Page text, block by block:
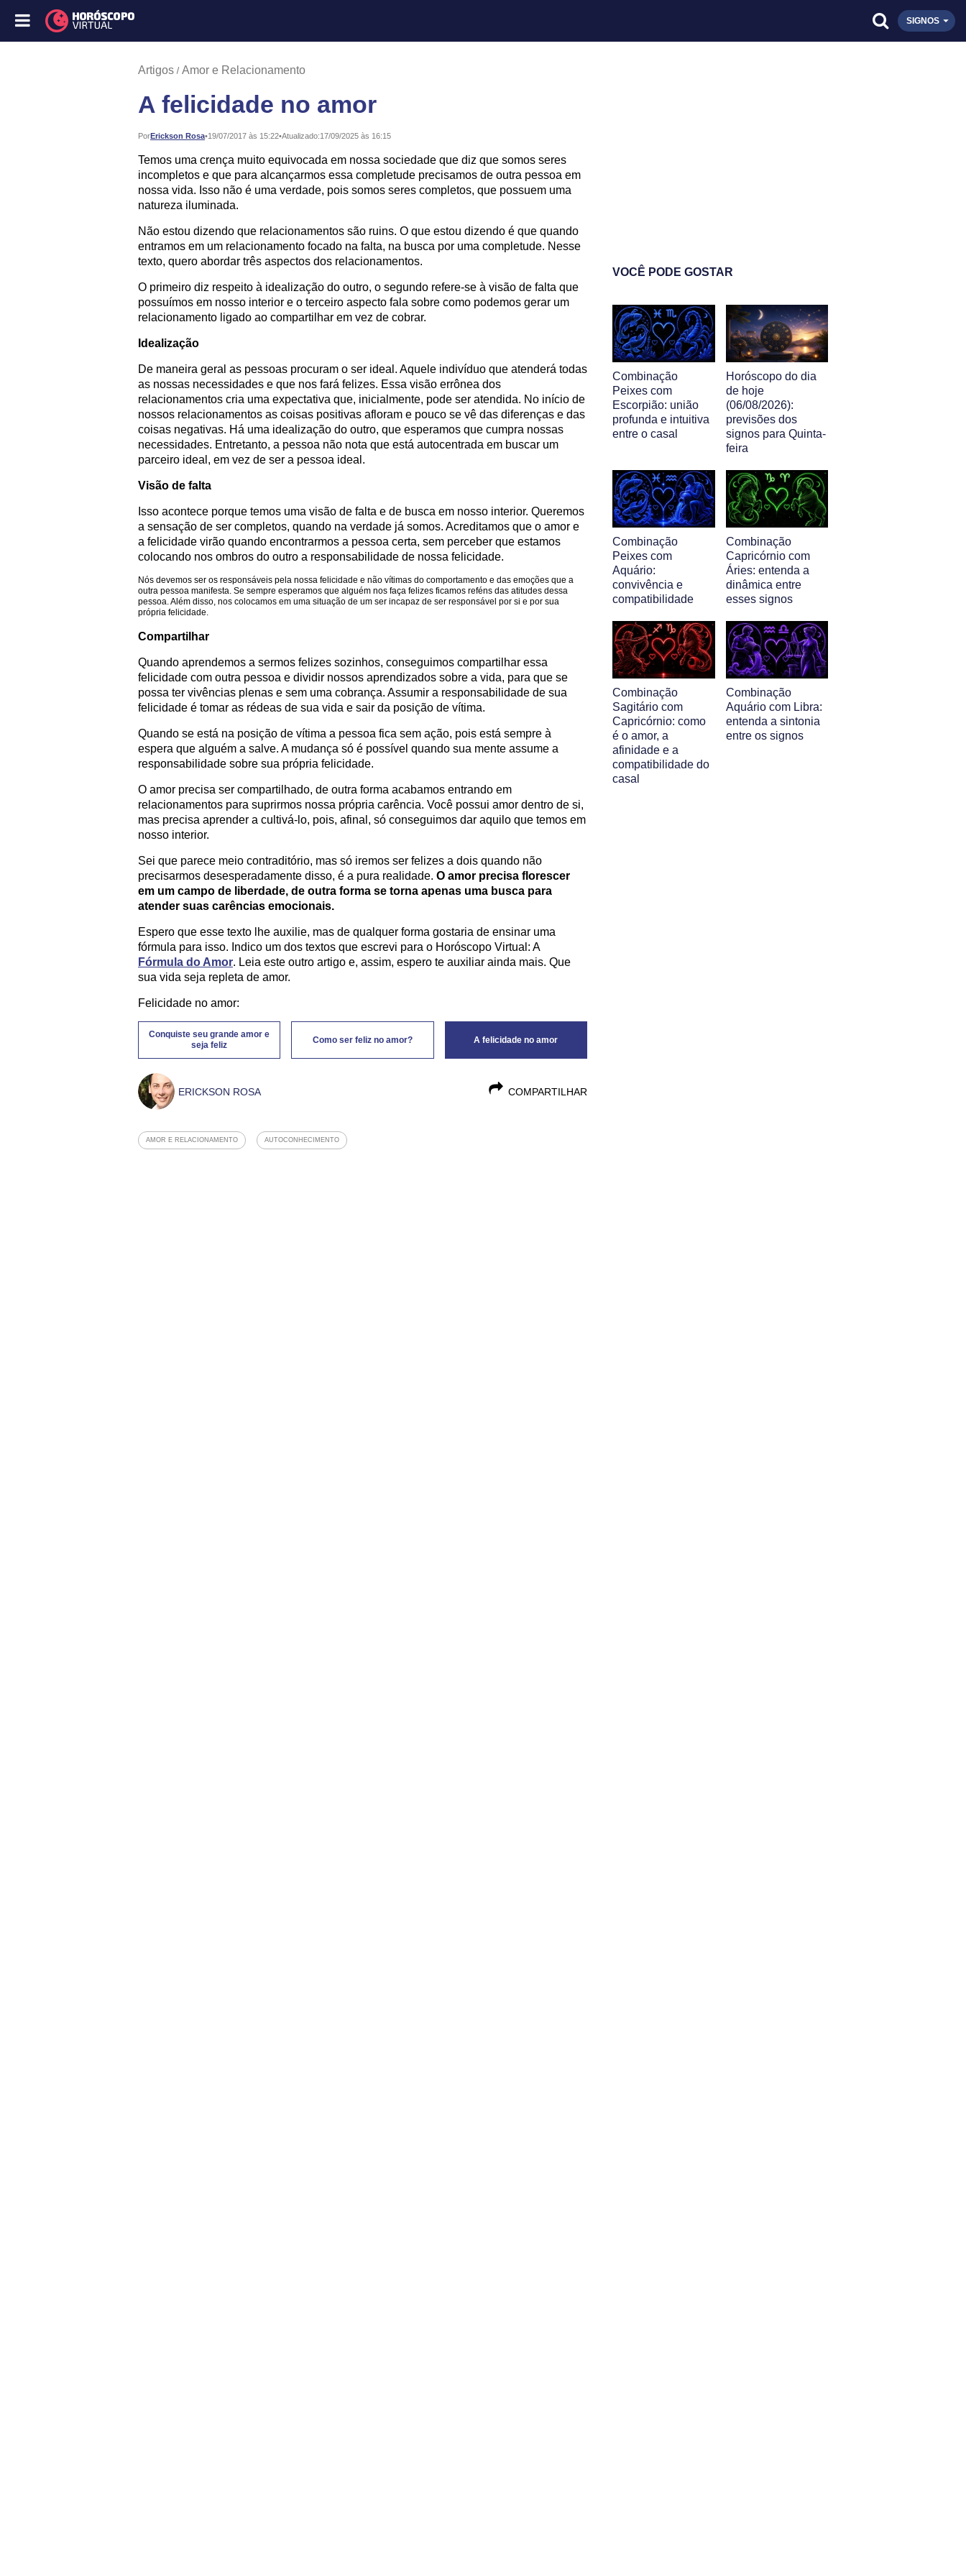
SIGNOS
Artigos Amor e Relacionamento
A felicidade no amor
PorErickson Rosa•
Publicado: 19/07/2017 às 15:22•Atualizado:17/09/2025 às 16:15
Temos uma crença muito equivocada em nossa sociedade que diz que somos seres
incompletos e que para alcançarmos essa completude precisamos de outra pessoa em
nossa vida. Isso não é uma verdade, pois somos seres completos, que possuem uma
natureza iluminada.
Não estou dizendo que relacionamentos são ruins. O que estou dizendo é que quando
entramos em um relacionamento focado na falta, na busca por uma completude. Nesse
texto, quero abordar três aspectos dos relacionamentos.
O primeiro diz respeito à idealização do outro, o segundo refere-se à visão de falta que
possuímos em nosso interior e o terceiro aspecto fala sobre como podemos gerar um
relacionamento ligado ao compartilhar em vez de cobrar.
Idealização
De maneira geral as pessoas procuram o ser ideal. Aquele indivíduo que atenderá todas
as nossas necessidades e que nos fará felizes. Essa visão errônea dos
relacionamentos cria uma expectativa que, inicialmente, pode ser atendida. No início de
nossos relacionamentos as coisas positivas afloram e pouco se vê das diferenças e das
coisas negativas. Há uma idealização do outro, que esperamos que cumpra nossas
necessidades. Entretanto, a pessoa não nota que está autocentrada em buscar um
parceiro ideal, em vez de ser a pessoa ideal.
Visão de falta
Isso acontece porque temos uma visão de falta e de busca em nosso interior. Queremos
a sensação de ser completos, quando na verdade já somos. Acreditamos que o amor e
a felicidade virão quando encontrarmos a pessoa certa, sem perceber que estamos
colocando nos ombros do outro a responsabilidade de nossa felicidade.
Nós devemos ser os responsáveis pela nossa felicidade e não vítimas do comportamento e das emoções que a
outra pessoa manifesta. Se sempre esperamos que alguém nos faça felizes ficamos reféns das atitudes dessa
pessoa. Além disso, nos colocamos em uma situação de um ser incapaz de ser responsável por si e por sua
própria felicidade.
Compartilhar
Quando aprendemos a sermos felizes sozinhos, conseguimos compartilhar essa
felicidade com outra pessoa e dividir nossos aprendizados sobre a vida, para que se
possa ter vivências plenas e sem uma cobrança. Assumir a responsabilidade de sua
felicidade é tomar as rédeas de sua vida e sair da posição de vítima.
Quando se está na posição de vítima a pessoa fica sem ação, pois está sempre à
espera que alguém a salve. A mudança só é possível quando sua mente assume a
responsabilidade sobre sua própria felicidade.
O amor precisa ser compartilhado, de outra forma acabamos entrando em
relacionamentos para suprirmos nossa própria carência. Você possui amor dentro de si,
mas precisa aprender a cultivá-lo, pois, afinal, só conseguimos dar aquilo que temos em
nosso interior.
Sei que parece meio contraditório, mas só iremos ser felizes a dois quando não
precisarmos desesperadamente disso, é a pura realidade. O amor precisa florescer
em um campo de liberdade, de outra forma se torna apenas uma busca para
atender suas carências emocionais.
Espero que esse texto lhe auxilie, mas de qualquer forma gostaria de ensinar uma
fórmula para isso. Indico um dos textos que escrevi para o Horóscopo Virtual: A
Fórmula do Amor. Leia este outro artigo e, assim, espero te auxiliar ainda mais. Que
sua vida seja repleta de amor.
Felicidade no amor:
Conquiste seu grande amor e
seja feliz
Como ser feliz no amor? A felicidade no amor
COMPARTILHAR
ERICKSON ROSA
AMOR E RELACIONAMENTO AUTOCONHECIMENTO
VOCÊ PODE GOSTAR
Combinação
Peixes com
Escorpião: união
profunda e intuitiva
entre o casal
Horóscopo do dia
de hoje
(06/08/2026):
previsões dos
signos para Quinta-
feira
Combinação
Peixes com
Aquário:
convivência e
compatibilidade
Combinação
Capricórnio com
Áries: entenda a
dinâmica entre
esses signos
Combinação
Sagitário com
Capricórnio: como
é o amor, a
afinidade e a
compatibilidade do
casal
Combinação
Aquário com Libra:
entenda a sintonia
entre os signos